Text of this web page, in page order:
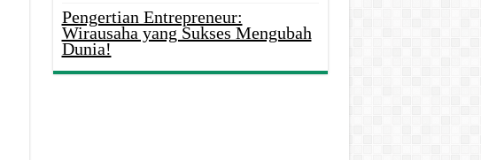
Pengertian Entrepreneur:
Wirausaha yang Sukses Mengubah
Dunia!